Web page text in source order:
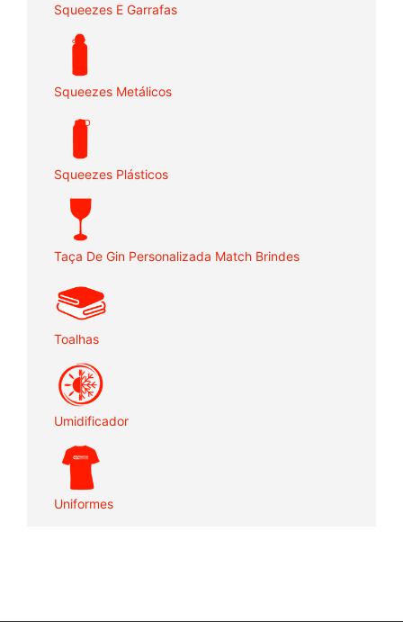
Squeezes E Garrafas
Squeezes Metálicos
Squeezes Plásticos
Taça De Gin Personalizada Match Brindes
Toalhas
Umidificador
Uniformes